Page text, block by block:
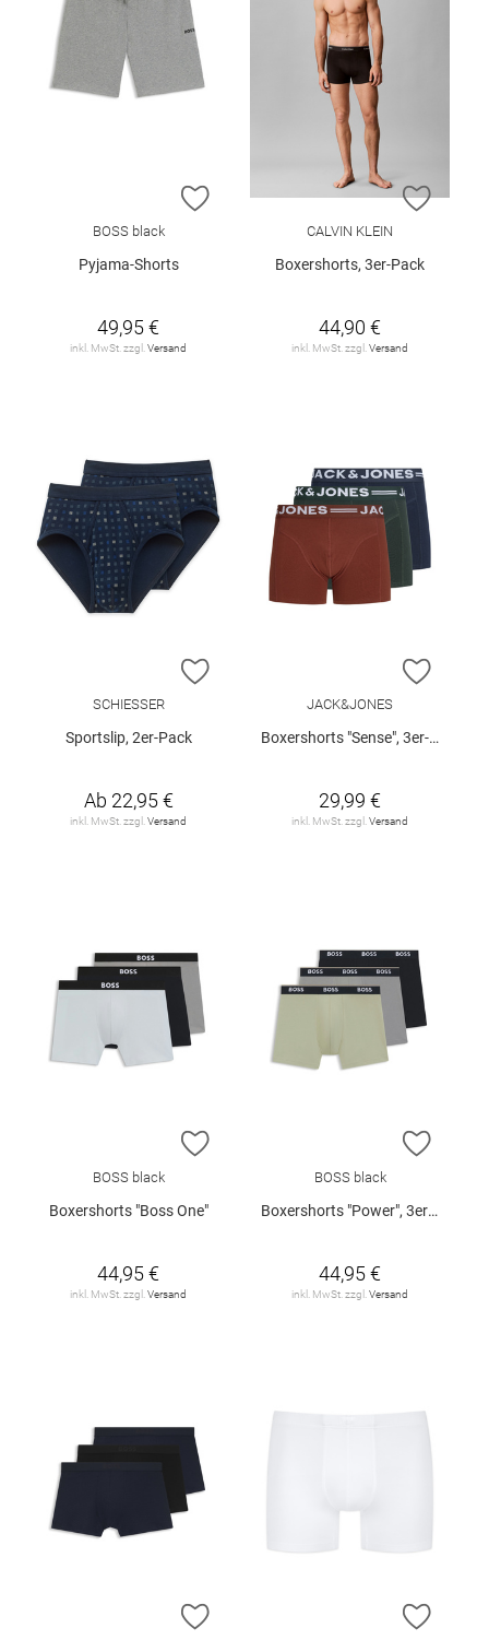
ZUR WUNSCHLISTE HINZUFÜGEN
BOSS black
Pyjama-Shorts
49,95 €
inkl. MwSt. zzgl. Versand
ZUR
CALVIN KLEIN
Boxershorts, 3er-Pack
44,90 €
inkl. MwSt. zzgl. Versand
ZUR WUNSCHLISTE HINZUFÜGEN
SCHIESSER
Sportslip, 2er-Pack
Ab 22,95 €
inkl. MwSt. zzgl. Versand
ZUR
JACK&JONES
Boxershorts "Sense", 3er-Pack
29,99 €
inkl. MwSt. zzgl. Versand
ZUR WUNSCHLISTE HINZUFÜGEN
BOSS black
Boxershorts "Boss One"
44,95 €
inkl. MwSt. zzgl. Versand
ZUR
BOSS black
Boxershorts "Power", 3er-Pack
44,95 €
inkl. MwSt. zzgl. Versand
ZUR WUNSCHLISTE HINZUFÜGEN
ZUR